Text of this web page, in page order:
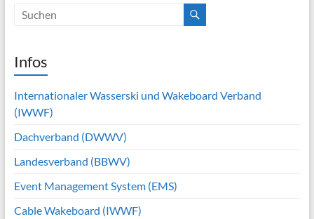
Infos
Internationaler Wasserski und Wakeboard Verband
(IWWF)
Dachverband (DWWV)
Landesverband (BBWV)
Event Management System (EMS)
Cable Wakeboard (IWWF)